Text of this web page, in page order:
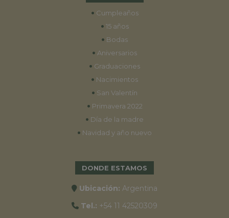
• Cumpleaños
• 15 años
• Bodas
• Aniversarios
• Graduaciones
• Nacimientos
• San Valentín
• Primavera 2022
• Día de la madre
• Navidad y año nuevo
DONDE ESTAMOS
Ubicación: Argentina
Tel.: +54 11 42520309